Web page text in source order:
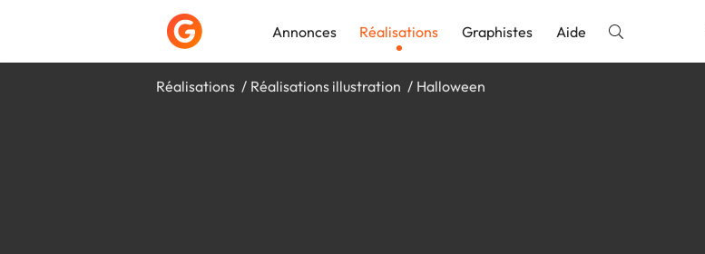
Annonces Réalisations Graphistes Aide
Réalisations Réalisations illustration Halloween